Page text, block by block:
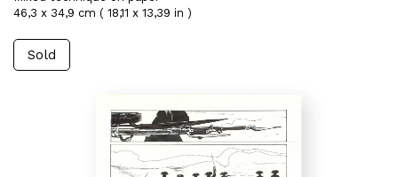
46,3 x 34,9 cm ( 18,11 x 13,39 in )
Sold